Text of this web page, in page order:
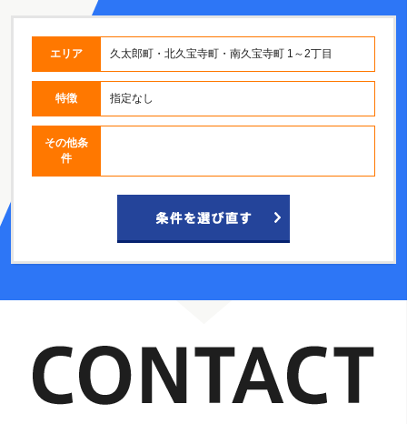
エリア 久太郎町・北久宝寺町・南久宝寺町 1～2丁目
特徴 指定なし
その他条
件